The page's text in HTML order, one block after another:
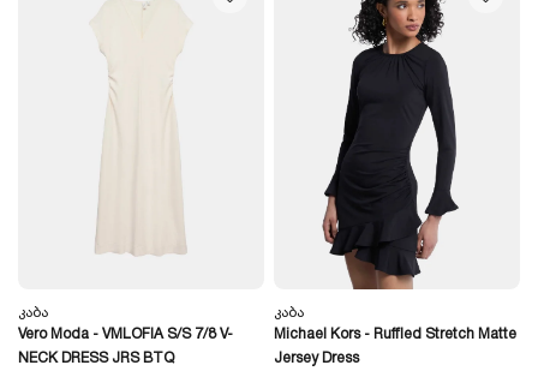
Კაბა
Vero Moda - VMLOFIA S/S 7/8 V-
NECK DRESS JRS BTQ
Კაბა
Michael Kors - Ruffled Stretch Matte
Jersey Dress